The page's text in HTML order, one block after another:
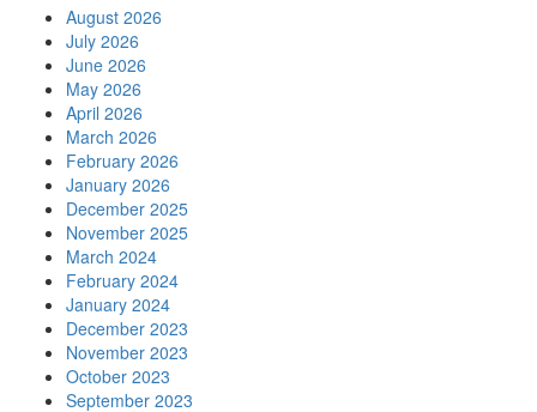
August 2026
July 2026
June 2026
May 2026
April 2026
March 2026
February 2026
January 2026
December 2025
November 2025
March 2024
February 2024
January 2024
December 2023
November 2023
October 2023
September 2023